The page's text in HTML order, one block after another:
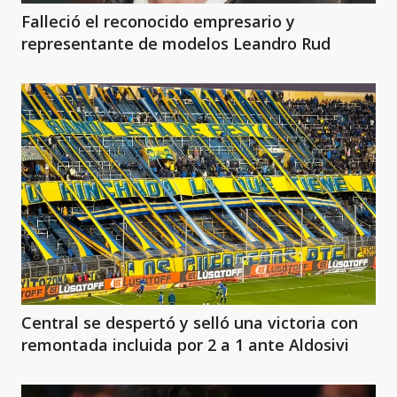
Falleció el reconocido empresario y
representante de modelos Leandro Rud
Central se despertó y selló una victoria con
remontada incluida por 2 a 1 ante Aldosivi